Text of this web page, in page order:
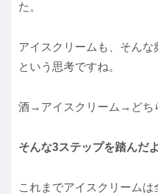
た。
アイスクリームも、そん
という思考ですね。
酒→アイスクリーム→どち
そんな3ステップを踏んだ
これまでアイスクリーム